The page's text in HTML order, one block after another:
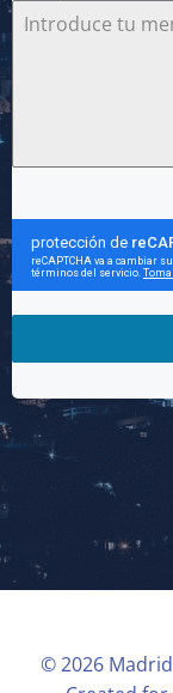
© 2026